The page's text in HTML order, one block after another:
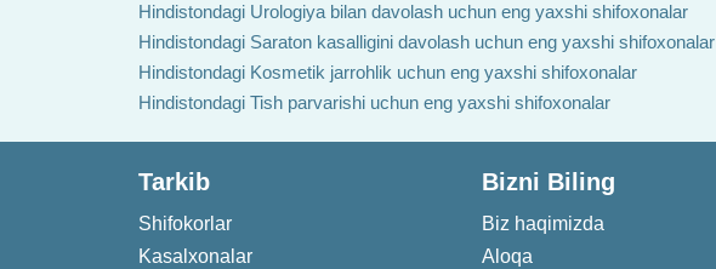
Hindistondagi Urologiya bilan davolash uchun eng yaxshi shifoxonalar
Hindistondagi Saraton kasalligini davolash uchun eng yaxshi shifoxonalar
Hindistondagi Kosmetik jarrohlik uchun eng yaxshi shifoxonalar
Hindistondagi Tish parvarishi uchun eng yaxshi shifoxonalar
Tarkib
Shifokorlar
Kasalxonalar
Bizni Biling
Biz haqimizda
Aloqa